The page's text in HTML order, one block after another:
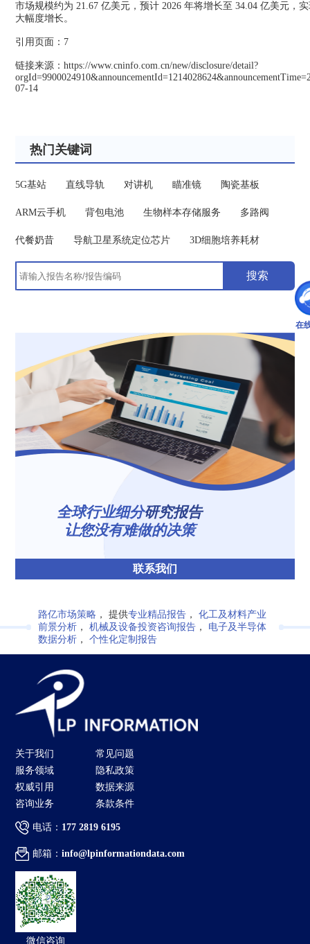
在
市场规模约为 21.67 亿美元，预计 2026 年将增长至 34.04 亿美元，
大幅度增长。
引用页面：7
链接来源：https://www.cninfo.com.cn/new/disclosure/detail?
07-14
热门关键词
5G基站 直线导轨 对讲机 瞄准镜 陶瓷基板
ARM云手机 背包电池 生物样本存储服务 多路阀
代餐奶昔 导航卫星系统定位芯片 3D细胞培养耗材
搜索
联系我们
全球行业细分研究报告
让您没有难做的决策
路亿市场策略 ， 提供专业精品报告 ， 化工及材料产业
前景分析 ， 机械及设备投资咨询报告 ， 电子及半导体
数据分析 ， 个性化定制报告
关于我们
服务领域
权威引用
咨询业务
常见问题
隐私政策
数据来源
条款条件
电话： 177 2819 6195
邮箱：info@lpinformationdata.com
微信咨询